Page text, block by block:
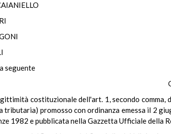
seguente
costituzionale dell'art. 1, secondo
tributaria) promosso con ordinanza emessa il 2
1982 e pubblicata nella Gazzetta Ufficiale della